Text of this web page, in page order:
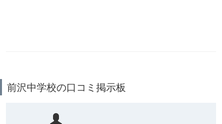
前沢中学校の口コミ掲示板